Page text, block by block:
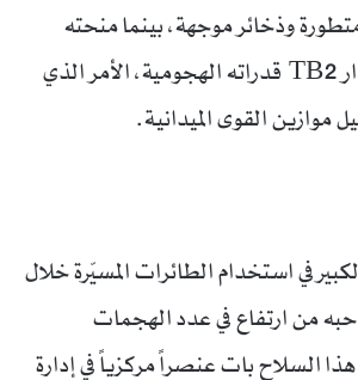
وذخائر موجهة، بينما منحته
تركيا طائرات بيرقدار TB2 قدراته الهجومية، الأمر الذي
موازين القوى الميدانية.
في استخدام الطائرات المسيّرة خلال
وما صاحبه من ارتفاع في عدد الهجمات
السلاح بات عنصراً مركزياً في إدارة